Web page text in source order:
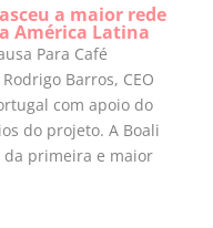
a maior rede
América Latina
Para Café
Barros, CEO
com apoio do
do projeto. A Boali
da primeira e maior